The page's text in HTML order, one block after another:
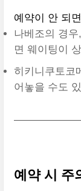
예약이 안 되
나베조의 경
면 웨이팅이
히키니쿠토코
어놓을 수도
예약 시 주